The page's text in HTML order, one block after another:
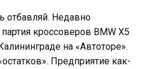
отбавляй. Недавно
кроссоверов BMW X5
на «Автоторе».
Предприятие как-